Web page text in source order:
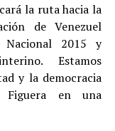
la ruta hacia la
de Venezuel
2015 y
Estamos
y la democracia
Figuera en una